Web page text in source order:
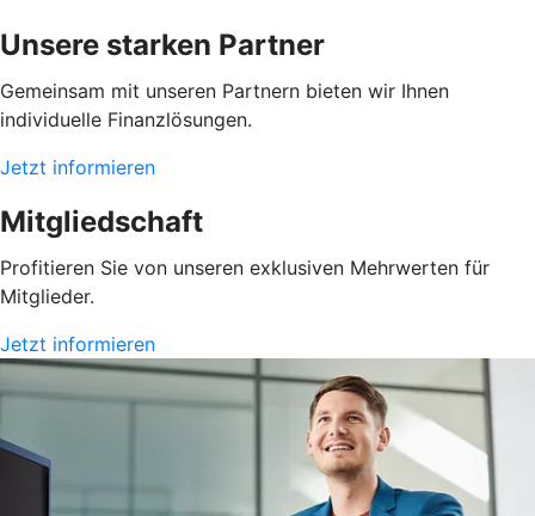
Unsere starken Partner
Gemeinsam mit unseren Partnern bieten wir Ihnen
individuelle Finanzlösungen.
Jetzt informieren
Mitgliedschaft
Profitieren Sie von unseren exklusiven Mehrwerten für
Mitglieder.
Jetzt informieren